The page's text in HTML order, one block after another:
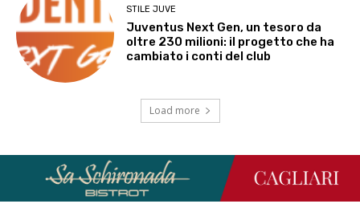
STILE JUVE
Juventus Next Gen, un tesoro da
oltre 230 milioni: il progetto che ha
cambiato i conti del club
Load more